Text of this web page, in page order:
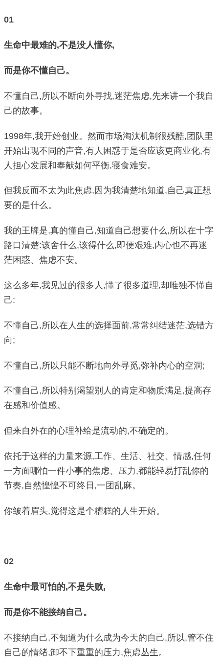
01
生命中最难的,不是没人懂你,
而是你不懂自己。
不懂自己,所以不断向外寻找,迷茫焦虑,先来讲一个我自
己的故事。
1998年,我开始创业。然而市场淘汰机制很残酷,团队里
开始出现不同的声音,有人困惑于是否应该更商业化,有
人担心发展和奉献如何平衡,寝食难安。
但我反而不太为此焦虑,因为我清楚地知道,自己真正想
要的是什么。
我的王牌是,真的懂自己,知道自己想要什么,所以在十字
路口清楚:该舍什么,该得什么,即便艰难,内心也不再迷
茫困惑、焦虑不安。
这么多年,我见过的很多人,懂了很多道理,却唯独不懂自
己:
不懂自己,所以在人生的选择面前,常常纠结迷茫,选错方
向;
不懂自己,所以只能不断地向外寻觅,弥补内心的空洞;
不懂自己,所以特别渴望别人的肯定和物质满足,提高存
在感和价值感。
但来自外在的心理补给是流动的,不确定的。
依托于这样的力量来源,工作、生活、社交、情感,任何
一方面哪怕一件小事的焦虑、压力,都能轻易打乱你的
节奏,自然惶惶不可终日,一团乱麻。
你皱着眉头,觉得这是个糟糕的人生开始。
02
生命中最可怕的,不是失败,
而是你不能接纳自己。
不接纳自己,不知道为什么成为今天的自己,所以,管不住
自己的情绪,卸不下重重的压力,焦虑丛生。